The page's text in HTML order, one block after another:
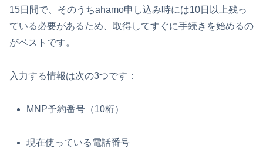
15日間で、そのうちahamo申し込み時には10日以上残っ
ている必要があるため、取得してすぐに手続きを始めるの
がベストです。
入力する情報は次の3つです：
MNP予約番号（10桁）
現在使っている電話番号